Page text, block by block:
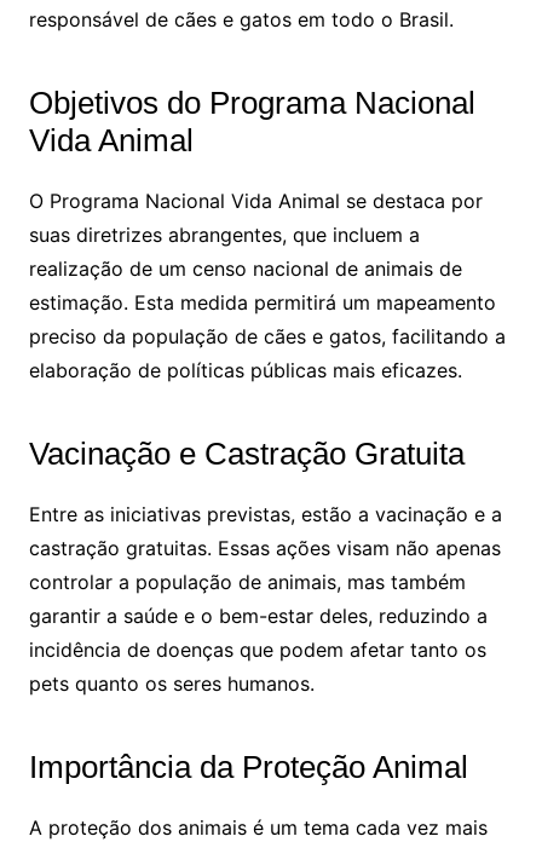
responsável de cães e gatos em todo o Brasil.
Objetivos do Programa Nacional
Vida Animal
O Programa Nacional Vida Animal se destaca por
suas diretrizes abrangentes, que incluem a
realização de um censo nacional de animais de
estimação. Esta medida permitirá um mapeamento
preciso da população de cães e gatos, facilitando a
elaboração de políticas públicas mais eficazes.
Vacinação e Castração Gratuita
Entre as iniciativas previstas, estão a vacinação e a
castração gratuitas. Essas ações visam não apenas
controlar a população de animais, mas também
garantir a saúde e o bem-estar deles, reduzindo a
incidência de doenças que podem afetar tanto os
pets quanto os seres humanos.
Importância da Proteção Animal
A proteção dos animais é um tema cada vez mais